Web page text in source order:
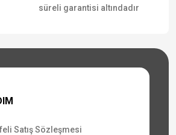
süreli garantisi altındadır
Satış Sözleşmesi